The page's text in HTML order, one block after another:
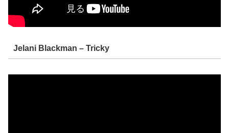
Jelani Blackman – Tricky